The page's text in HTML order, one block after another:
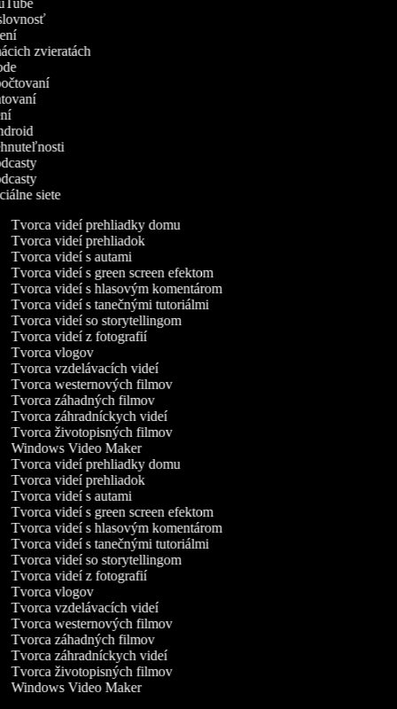
zvieratách
siete
Tvorca videí prehliadky domu
Tvorca videí prehliadok
Tvorca videí s autami
Tvorca videí s green screen efektom
Tvorca videí s hlasovým komentárom
Tvorca videí s tanečnými tutoriálmi
Tvorca videí so storytellingom
Tvorca videí z fotografií
Tvorca vlogov
Tvorca vzdelávacích videí
Tvorca westernových filmov
Tvorca záhadných filmov
Tvorca záhradníckych videí
Tvorca životopisných filmov
Windows Video Maker
Tvorca videí prehliadky domu
Tvorca videí prehliadok
Tvorca videí s autami
Tvorca videí s green screen efektom
Tvorca videí s hlasovým komentárom
Tvorca videí s tanečnými tutoriálmi
Tvorca videí so storytellingom
Tvorca videí z fotografií
Tvorca vlogov
Tvorca vzdelávacích videí
Tvorca westernových filmov
Tvorca záhadných filmov
Tvorca záhradníckych videí
Tvorca životopisných filmov
Windows Video Maker